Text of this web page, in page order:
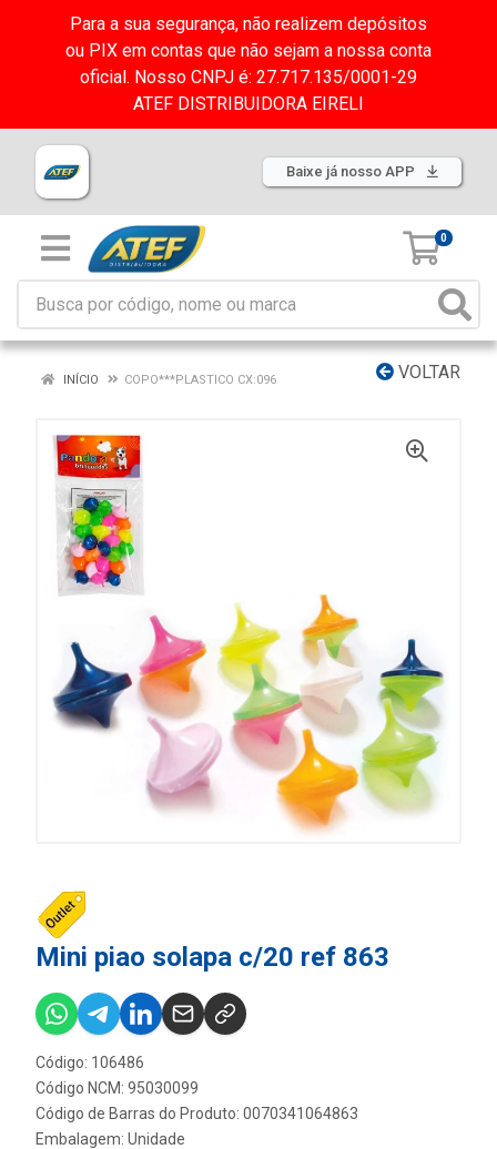
Para a sua segurança, não realizem depósitos
ou PIX em contas que não sejam a nossa conta
oficial. Nosso CNPJ é: 27.717.135/0001-29
ATEF DISTRIBUIDORA EIRELI
Baixe já nosso APP
0
VOLTAR
INÍCIO COPO***PLASTICO CX:096
Mini piao solapa c/20 ref 863
Código: 106486
Código NCM: 95030099
Código de Barras do Produto: 0070341064863
Embalagem: Unidade